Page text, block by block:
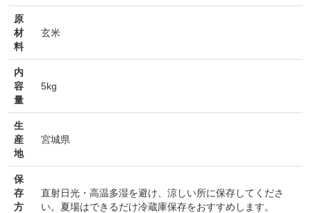
原
材
料
玄米
内
容
量
5kg
生
産
地
宮城県
保
存
方
直射日光・高温多湿を避け、涼しい所に保存してくださ
い。夏場はできるだけ冷蔵庫保存をおすすめします。